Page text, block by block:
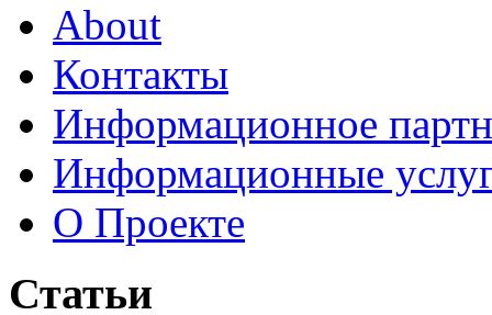
About
Контакты
Информационное
Информационные
О Проекте
Статьи